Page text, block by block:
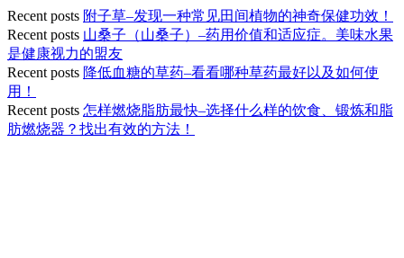
Recent posts 附子草–发现一种常见田间植物的神奇保健功效！
Recent posts 山桑子（山桑子）–药用价值和适应症。美味水果
是健康视力的盟友
Recent posts 降低血糖的草药–看看哪种草药最好以及如何使
用！
Recent posts 怎样燃烧脂肪最快–选择什么样的饮食、锻炼和脂
肪燃烧器？找出有效的方法！